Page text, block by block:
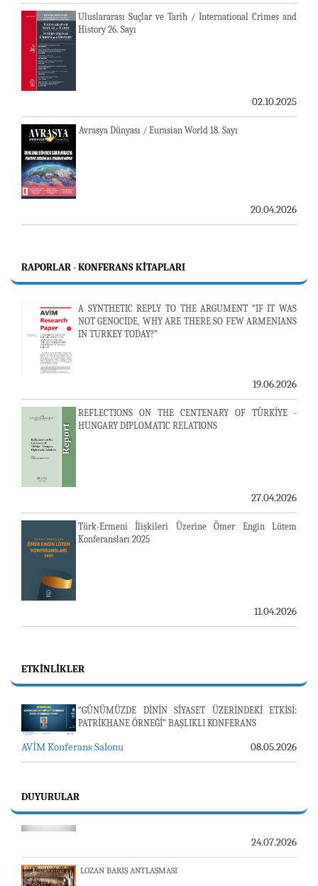
Uluslararası Suçlar ve Tarih / International Crimes and
History 26. Sayı
02.10.2025
Avrasya Dünyası / Eurasian World 18. Sayı
20.04.2026
RAPORLAR - KONFERANS KITAPLARI
A SYNTHETIC REPLY TO THE ARGUMENT “IF IT WAS
NOT GENOCIDE, WHY ARE THERE SO FEW ARMENIANS
IN TURKEY TODAY?”
19.06.2026
REFLECTIONS ON THE CENTENARY OF TÜRKİYE -
HUNGARY DIPLOMATIC RELATIONS
27.04.2026
Türk-Ermeni İlişkileri Üzerine Ömer Engin Lütem
Konferansları 2025
11.04.2026
ETKINLIKLER
“GÜNÜMÜZDE DİNİN SİYASET ÜZERİNDEKİ ETKİSİ:
PATRİKHANE ÖRNEĞİ” BAŞLIKLI KONFERANS
AVİM Konferans Salonu 08.05.2026
DUYURULARBÜLTEN
24.07.2026